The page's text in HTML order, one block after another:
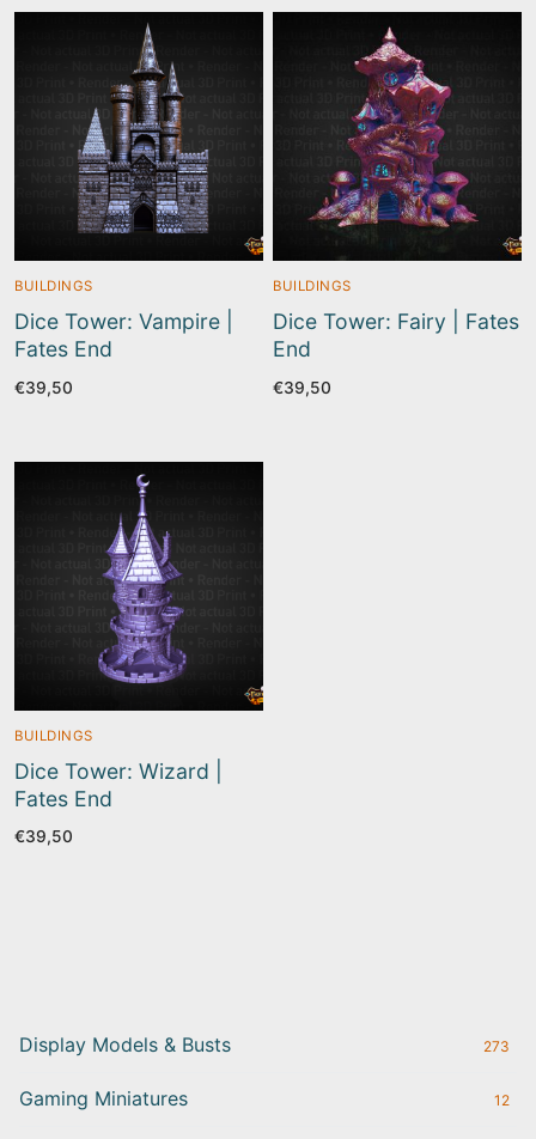
BUILDINGS
Dice Tower: Vampire |
Fates End
€39,50
BUILDINGS
Dice Tower: Fairy | Fates
End
€39,50
BUILDINGS
Dice Tower: Wizard |
Fates End
€39,50
Display Models & Busts 273
Gaming Miniatures 12